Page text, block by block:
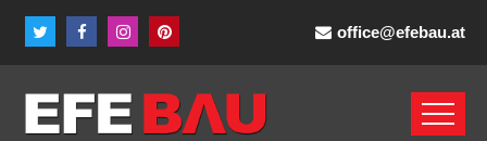
office@efebau.at